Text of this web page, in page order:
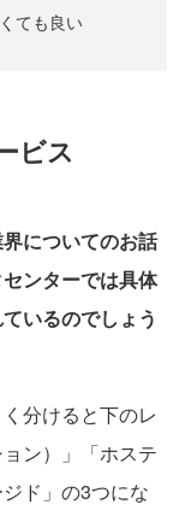
ても良い
ビス
についてのお話
ンターでは具体
いるのでしょう
分けると下のレ
ン）」「ホステ
ド」の3つにな